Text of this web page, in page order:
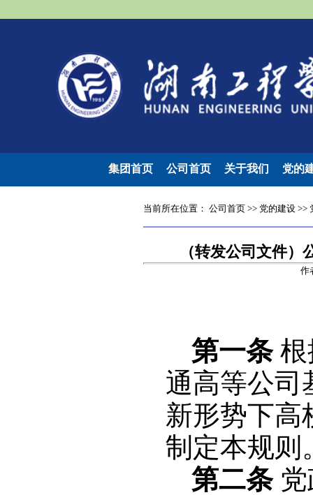
集团首页 公司首页 关于我们 党的
当前所在位置： 公司首页>> 党的建设>>
（转发公司文件
作
第一条根
通高等公司
新形势下高
制定本规则
第二条党